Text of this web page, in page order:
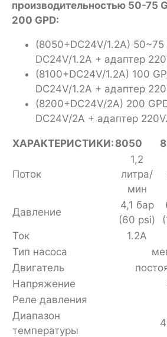
производительностью 50-75
200 GPD:
(8050+DC24V/1.2A) 50~75
DC24V/1.2A + адаптер
(8100+DC24V/1.2A) 100
DC24V/1.2A + адаптер
(8200+DC24V/2A) 200
DC24V/2A + адаптер
ХАРАКТЕРИСТИКИ: 8050
Поток
1,2
литра/
мин
Давление
4,1 бар
(60 psi)
Ток
1.2A
Тип насоса
Двигатель
Напряжение
Реле давления
Диапазон
температуры